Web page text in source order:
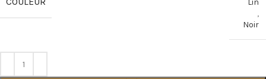
Lin
,
Noir